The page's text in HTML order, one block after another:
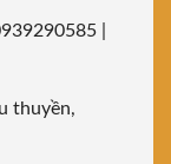
|
thuyền,